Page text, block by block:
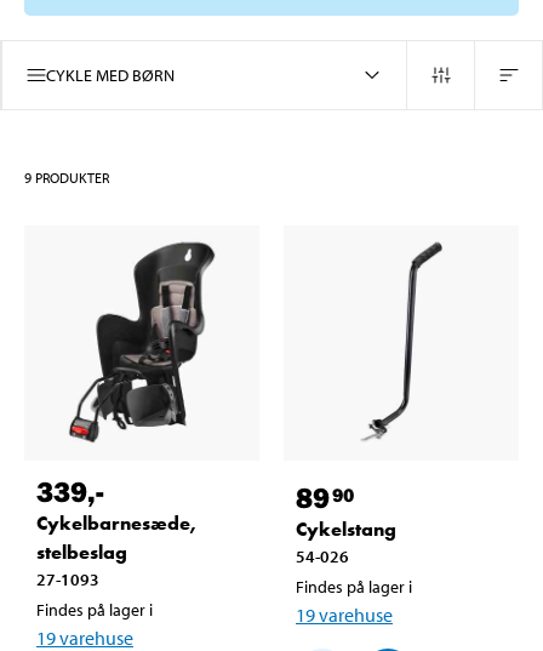
CYKLE MED BØRN
9 PRODUKTER
339,-
Cykelbarnesæde,
stelbeslag
27-1093
Findes på lager i
19varehuse
8990
Cykelstang
54-026
Findes på lager i
19varehuse